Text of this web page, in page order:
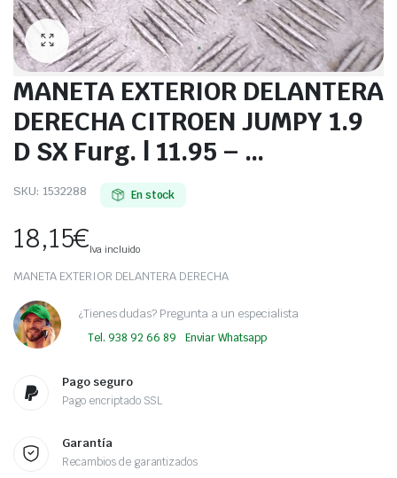
MANETA EXTERIOR DELANTERA
DERECHA CITROEN JUMPY 1.9
D SX Furg. | 11.95 – …
SKU: 1532288 En stock
18,15€Iva incluido
MANETA EXTERIOR DELANTERA DERECHA
¿Tienes dudas? Pregunta a un especialista
Tel. 938 92 66 89 Enviar Whatsapp
Pago seguro
Pago encriptado SSL
Garantía
Recambios de garantizados